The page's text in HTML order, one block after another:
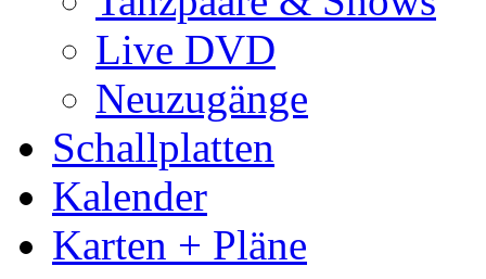
Live DVD
Neuzugänge
Schallplatten
Kalender
Karten + Pläne